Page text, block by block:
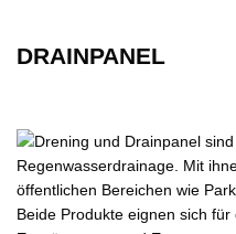
DRAINPANEL